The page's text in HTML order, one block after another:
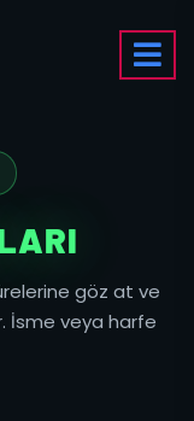
göz at ve
İsme veya harfe